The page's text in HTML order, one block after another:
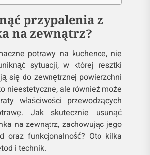
przypalenia z
na zewnątrz?
potrawy na kuchence, nie
sytuacji, w której resztki
się do zewnętrznej powierzchni
nieestetyczne, ale również może
właściwości przewodzących
Jak skutecznie usunąć
na zewnątrz, zachowując jego
oraz funkcjonalność? Oto kilka
i technik.